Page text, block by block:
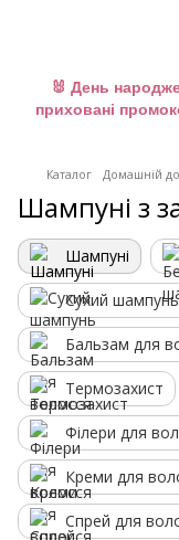
🐰 День
приховані
Каталог Домашній
Шампуні з
Шампуні
Сухий шампунь
Бальзам для
Термозахист
Філери для
Креми для
Спрей для